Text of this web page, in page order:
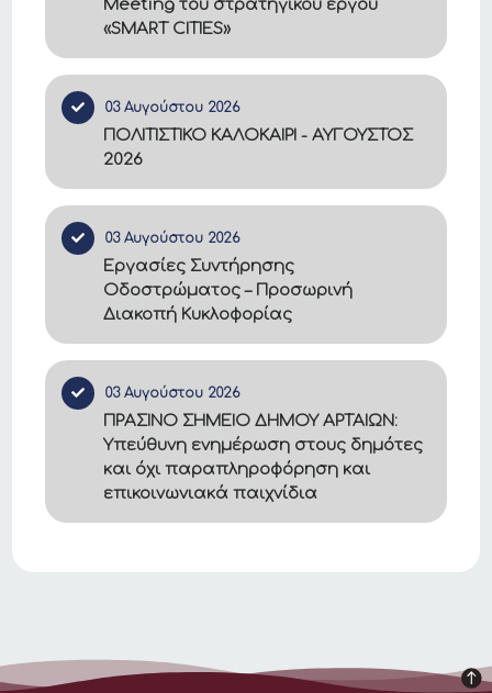
Meeting του στρατηγικού έργου
«SMART CITIES»
03 Αυγούστου 2026
ΠΟΛΙΤΙΣΤΙΚΟ ΚΑΛΟΚΑΙΡΙ - ΑΥΓΟΥΣΤΟΣ
2026
03 Αυγούστου 2026
Εργασίες Συντήρησης
Οδοστρώματος – Προσωρινή
Διακοπή Κυκλοφορίας
03 Αυγούστου 2026
ΠΡΑΣΙΝΟ ΣΗΜΕΙΟ ΔΗΜΟΥ ΑΡΤΑΙΩΝ:
Υπεύθυνη ενημέρωση στους δημότες
και όχι παραπληροφόρηση και
επικοινωνιακά παιχνίδια